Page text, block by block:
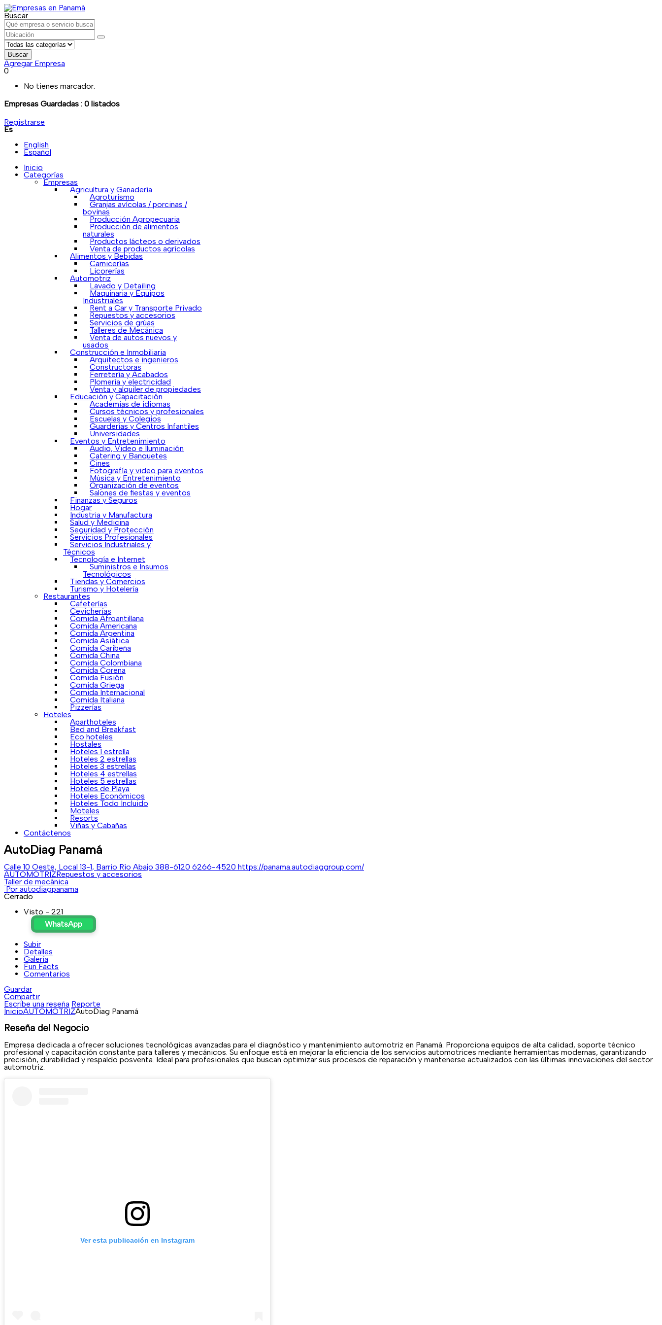
Buscar
Buscar
Agregar Empresa
0
No tienes marcador.
Empresas Guardadas : 0 listados
Registrarse
Es
English
Español
Inicio
Categorías
Empresas
Agricultura y Ganadería
Agroturismo
Granjas avícolas / porcinas /
bovinas
Producción Agropecuaria
Producción de alimentos
naturales
Productos lácteos o derivados
Venta de productos agrícolas
Alimentos y Bebidas
Carnicerías
Licorerías
Automotriz
Lavado y Detailing
Maquinaria y Equipos
Industriales
Rent a Car y Transporte Privado
Repuestos y accesorios
Servicios de grúas
Talleres de Mecánica
Venta de autos nuevos y
usados
Construcción e Inmobiliaria
Arquitectos e ingenieros
Constructoras
Ferretería y Acabados
Plomería y electricidad
Venta y alquiler de propiedades
Educación y Capacitación
Academias de idiomas
Cursos técnicos y profesionales
Escuelas y Colegios
Guarderías y Centros Infantiles
Universidades
Eventos y Entretenimiento
Audio, Video e Iluminación
Catering y Banquetes
Cines
Fotografía y video para eventos
Música y Entretenimiento
Organización de eventos
Salones de fiestas y eventos
Finanzas y Seguros
Hogar
Industria y Manufactura
Salud y Medicina
Seguridad y Protección
Servicios Profesionales
Servicios Industriales y
Técnicos
Tecnología e Internet
Suministros e Insumos
Tecnológicos
Tiendas y Comercios
Turismo y Hotelería
Restaurantes
Cafeterías
Cevicherías
Comida Afroantillana
Comida Americana
Comida Argentina
Comida Asiática
Comida Caribeña
Comida China
Comida Colombiana
Comida Corena
Comida Fusión
Comida Griega
Comida Internacional
Comida Italiana
Pizzerías
Hoteles
Aparthoteles
Bed and Breakfast
Eco hoteles
Hostales
Hoteles 1 estrella
Hoteles 2 estrellas
Hoteles 3 estrellas
Hoteles 4 estrellas
Hoteles 5 estrellas
Hoteles de Playa
Hoteles Económicos
Hoteles Todo Incluido
Moteles
Resorts
Viñas y Cabañas
Contáctenos
AutoDiag Panamá
Calle 10 Oeste, Local 13-1, Barrio Río Abajo 388-6120 6266-4520 https://panama.autodiaggroup.com/
AUTOMOTRIZRepuestos y accesorios
Taller de mecánica
Por autodiagpanama
Cerrado
Visto - 221
WhatsApp
Subir
Detalles
Galería
Fun Facts
Comentarios
Guardar
Compartir
Escribe una reseña Reporte
InicioAUTOMOTRIZAutoDiag Panamá
Reseña del Negocio
Empresa dedicada a ofrecer soluciones tecnológicas avanzadas para el diagnóstico y mantenimiento automotriz en Panamá. Proporciona equipos de alta calidad, soporte técnico
profesional y capacitación constante para talleres y mecánicos. Su enfoque está en mejorar la eficiencia de los servicios automotrices mediante herramientas modernas, garantizando
precisión, durabilidad y respaldo posventa. Ideal para profesionales que buscan optimizar sus procesos de reparación y mantenerse actualizados con las últimas innovaciones del sector
automotriz.
Ver esta publicación en Instagram